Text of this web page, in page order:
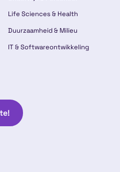
Life Sciences & Health
Duurzaamheid & Milieu
IT & Softwareontwikkeling